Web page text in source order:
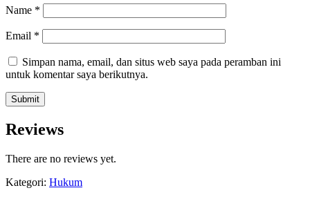
Name *
Email *
Simpan nama, email, dan situs web saya pada peramban ini
untuk komentar saya berikutnya.
Reviews
There are no reviews yet.
Kategori: Hukum